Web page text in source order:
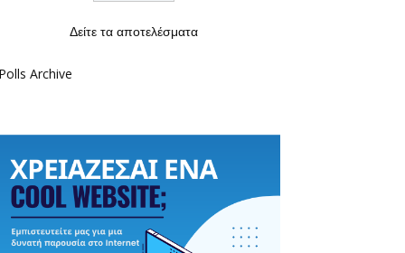
Δείτε τα αποτελέσματα
Polls Archive